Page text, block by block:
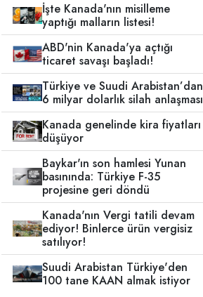
İşte Kanada'nın misilleme
yaptığı malların listesi!
ABD'nin Kanada'ya açtığı
ticaret savaşı başladı!
Türkiye ve Suudi Arabistan’dan
6 milyar dolarlık silah anlaşması
Kanada genelinde kira fiyatları
düşüyor
Baykar'ın son hamlesi Yunan
basınında: Türkiye F-35
projesine geri döndü
Kanada'nın Vergi tatili devam
ediyor! Binlerce ürün vergisiz
satılıyor!
Suudi Arabistan Türkiye'den
100 tane KAAN almak istiyor